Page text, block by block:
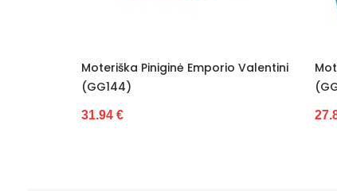
Moteriška Piniginė Z.Ricardo
(GG7697)
27.88 €